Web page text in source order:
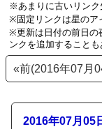
※あまりに古いリンク
※固定リンクは星のア
※更新は日付の前日の
ンクを追加することも
«前(2016年07月
2016年07月05